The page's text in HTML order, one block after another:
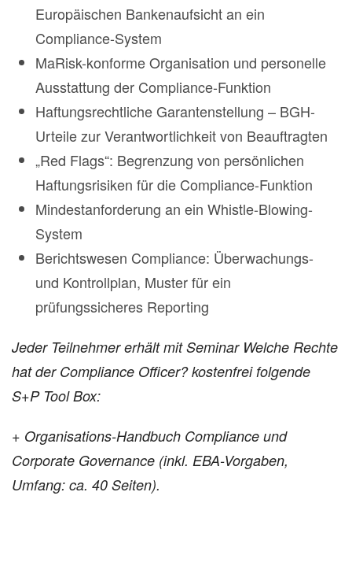
Europäischen Bankenaufsicht an ein
Compliance-System
MaRisk-konforme Organisation und personelle
Ausstattung der Compliance-Funktion
Haftungsrechtliche Garantenstellung – BGH-
Urteile zur Verantwortlichkeit von Beauftragten
„Red Flags“: Begrenzung von persönlichen
Haftungsrisiken für die Compliance-Funktion
Mindestanforderung an ein Whistle-Blowing-
System
Berichtswesen Compliance: Überwachungs-
und Kontrollplan, Muster für ein
prüfungssicheres Reporting
Jeder Teilnehmer erhält mit Seminar Welche Rechte
hat der Compliance Officer? kostenfrei folgende
S+P Tool Box:
+ Organisations-Handbuch Compliance und
Corporate Governance (inkl. EBA-Vorgaben,
Umfang: ca. 40 Seiten).